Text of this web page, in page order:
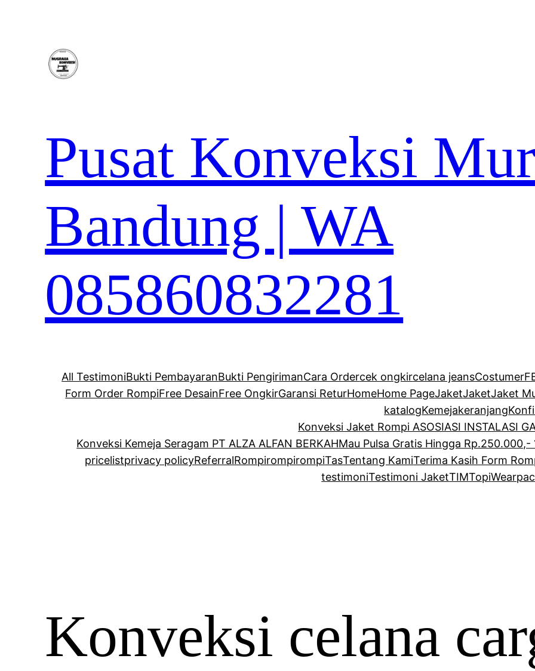
Pusat Konveksi
Bandung | WA
085860832281
All TestimoniBukti PembayaranBukti PengirimanCara Ordercek ongkircelana jeansCostumer
Form Order RompiFree DesainFree OngkirGaransi ReturHomeHome PageJaketJaketJaket
katalogKemejakeranjang
Konveksi Jaket Rompi ASOSIASI INSTALASI
Konveksi Kemeja Seragam PT ALZA ALFAN BERKAHMau Pulsa Gratis Hingga Rp.250.000,-
pricelistprivacy policyReferralRompirompirompiTasTentang KamiTerima Kasih Form
testimoniTestimoni JaketTIMTopi
Konveksi celana